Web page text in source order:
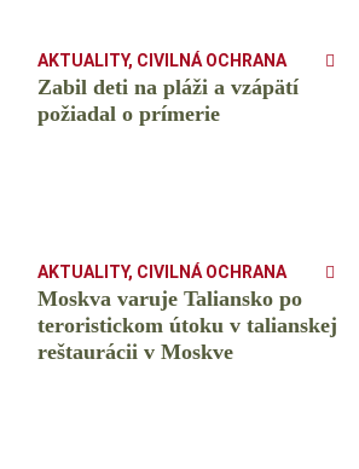
AKTUALITY, CIVILNÁ OCHRANA
Zabil deti na pláži a vzápätí
požiadal o prímerie
AKTUALITY, CIVILNÁ OCHRANA
Moskva varuje Taliansko po
teroristickom útoku v talianskej
reštaurácii v Moskve